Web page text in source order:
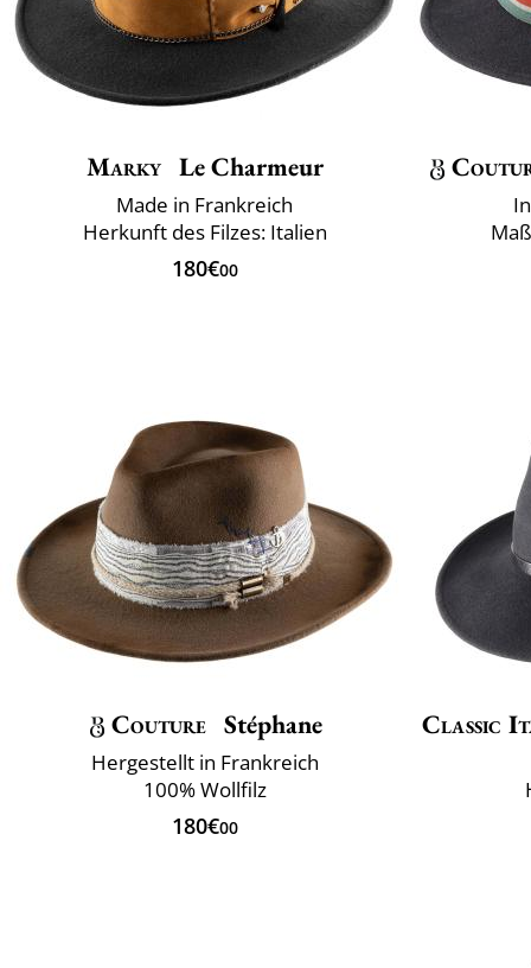
Marky Le Charmeur
Made in Frankreich
Herkunft des Filzes: Italien
180€00
Couture Stéphane
Hergestellt in Frankreich
100% Wollfilz
180€00
Classic